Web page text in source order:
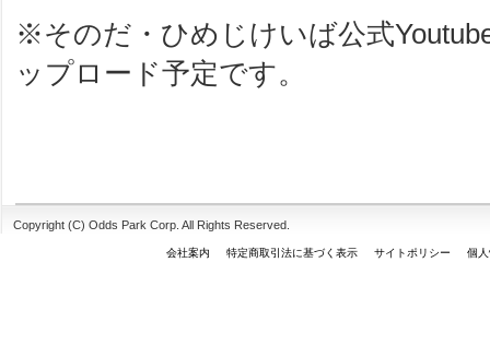
※そのだ・ひめじけいば公式
ップロード予定です。
Copyright (C) Odds Park Corp. All Rights Reserved.
会社案内 特定商取引法に基づく表示 サイトポリシー 個